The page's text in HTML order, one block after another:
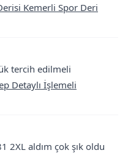
Kemerli Spor Deri
tercih edilmeli
Detaylı İşlemeli
2XL aldım çok şık oldu